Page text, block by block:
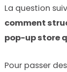
La question
comment
pop-up store
Pour passer